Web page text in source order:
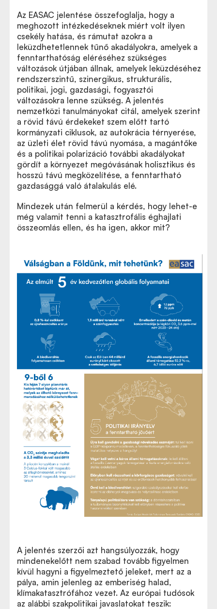
Az EASAC jelentése összefoglalja, hogy a
meghozott intézkedéseknek miért volt ilyen
csekély hatása, és rámutat azokra a
leküzdhetetlennek tűnő akadályokra, amelyek a
fenntarthatóság eléréséhez szükséges
változások útjában állnak, amelyek leküzdéséhez
rendszerszintű, szinergikus, strukturális,
politikai, jogi, gazdasági, fogyasztói
változásokra lenne szükség. A jelentés
nemzetközi tanulmányokat citál, amelyek szerint
a rövid távú érdekeket szem előtt tartó
kormányzati ciklusok, az autokrácia térnyerése,
az üzleti élet rövid távú nyomása, a magántőke
és a politikai polarizáció további akadályokat
gördít a környezet megóvásának holisztikus és
hosszú távú megközelítése, a fenntartható
gazdasággá való átalakulás elé.
Mindezek után felmerül a kérdés, hogy lehet-e
még valamit tenni a katasztrofális éghajlati
összeomlás ellen, és ha igen, akkor mit?
A jelentés szerzői azt hangsúlyozzák, hogy
mindenekelőtt nem szabad tovább figyelmen
kívül hagyni a figyelmeztető jeleket, mert az a
pálya, amin jelenleg az emberiség halad,
klímakatasztrófához vezet. Az európai tudósok
az alábbi szakpolitikai javaslatokat teszik: